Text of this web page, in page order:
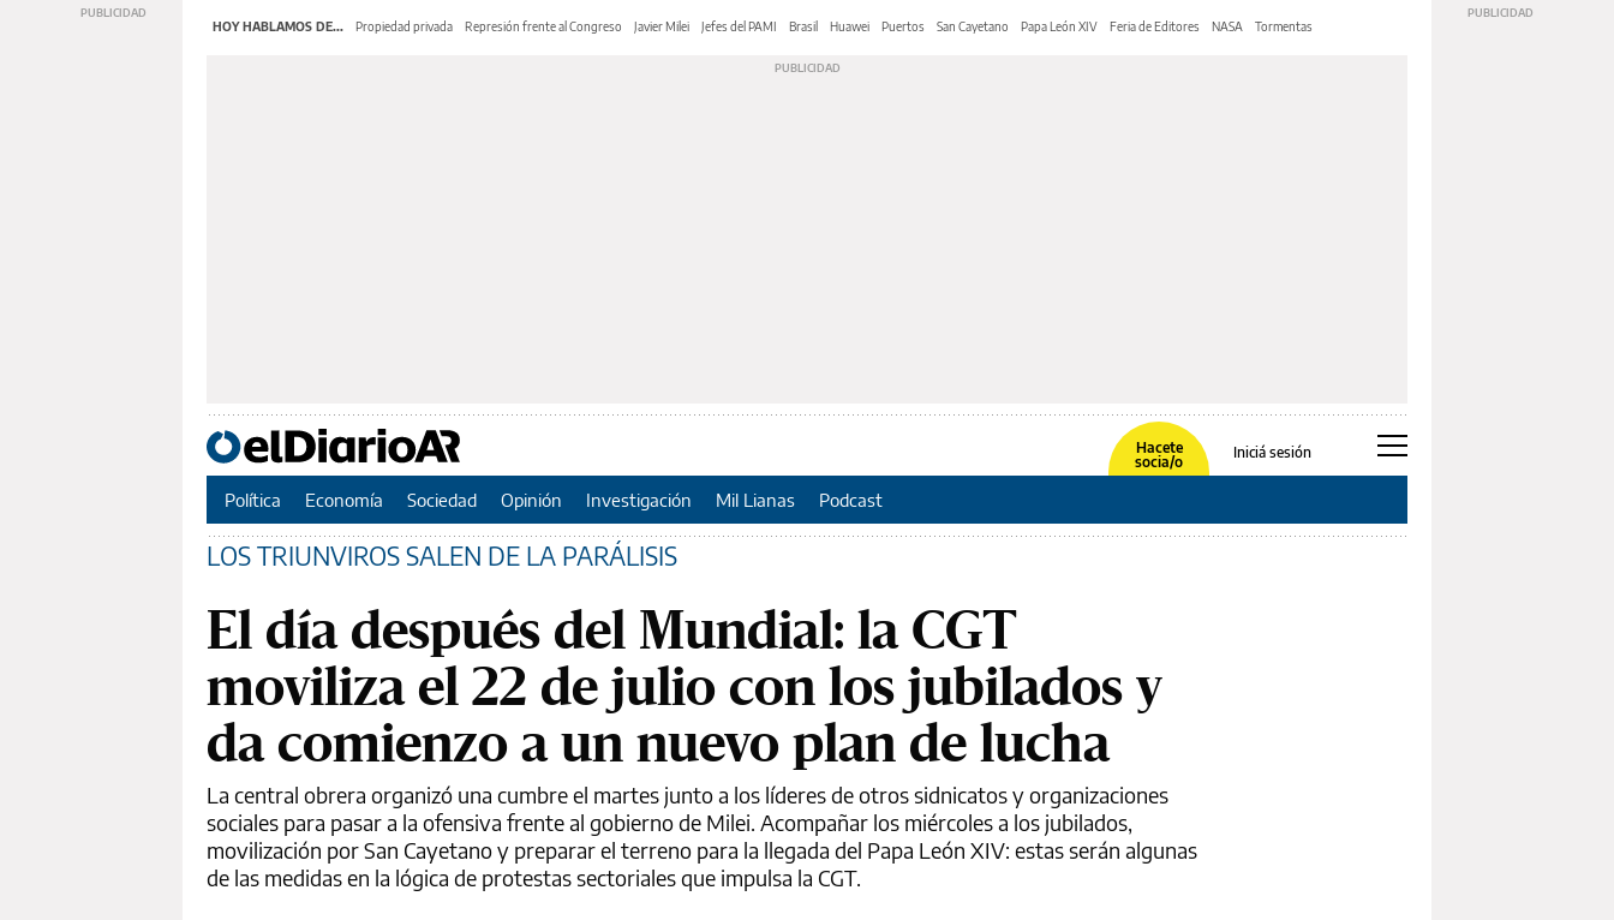
HOY HABLAMOS DE... Propiedad privada Represión frente al Congreso Javier Milei Jefes del PAMI Brasil Huawei Puertos San Cayetano Papa León XIV Feria de Editores NASA Tormentas
Hacete
socia/o
Iniciá sesión
Política Economía Sociedad Opinión Investigación Mil Lianas Podcast
LOS TRIUNVIROS SALEN DE LA PARÁLISIS
El día después del Mundial: la CGT
moviliza el 22 de julio con los jubilados y
da comienzo a un nuevo plan de lucha
La central obrera organizó una cumbre el martes junto a los líderes de otros sidnicatos y organizaciones
sociales para pasar a la ofensiva frente al gobierno de Milei. Acompañar los miércoles a los jubilados,
movilización por San Cayetano y preparar el terreno para la llegada del Papa León XIV: estas serán algunas
de las medidas en la lógica de protestas sectoriales que impulsa la CGT.